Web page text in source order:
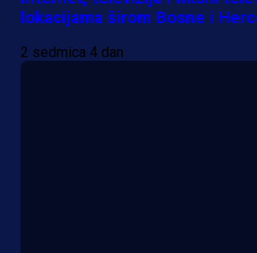
lokacijama širom Bosne i
2 sedmica 4 dan